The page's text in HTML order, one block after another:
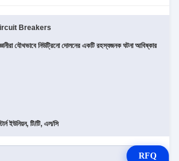
Breakers
যৌথভাবে নিউট্রিনো দোলনের একটি রহস্যজনক ঘটনা আবিষ্কার
ইউনিয়ন, টি/টি, এল/সি
RFQ